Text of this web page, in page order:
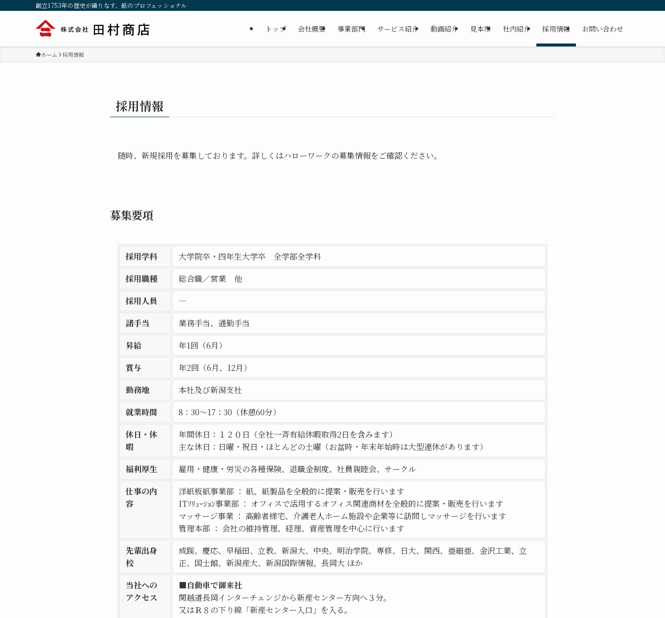
創立1753年の歴史が織りなす、紙のプロフェッショナル
トップ 会社概要 事業部門 サービス紹介 動画紹介 見本市 社内紹介 採用情報 お問い合わせ
ホーム 採用情報
採用情報
随時、新規採用を募集しております。詳しくはハローワークの募集情報をご確認ください。
募集要項
採用学科
大学院卒・四年生大学卒 全学部全学科
採用職種
総合職／営業 他
採用人員
―
諸手当
業務手当、通勤手当
昇給
年1回（6月）
賞与
年2回（6月、12月）
勤務地
本社及び新潟支社
就業時間
8：30〜17：30（休憩60分）
休日・休
暇
年間休日：１２０日（全社一斉有給休暇取得2日を含みます）
主な休日：日曜・祝日・ほとんどの土曜（お盆時・年末年始時は大型連休があります）
福利厚生
雇用・健康・労災の各種保険、退職金制度、社員親睦会、サークル
仕事の内
容
洋紙板紙事業部 ： 紙、紙製品を全般的に提案・販売を行います
ITｿﾘｭｰｼｮﾝ事業部 ： オフィスで活用するオフィス関連商材を全般的に提案・販売を行います
マッサージ事業 ： 高齢者様宅、介護老人ホーム施設や企業等に訪問しマッサージを行います
管理本部 ： 会社の維持管理、経理、資産管理を中心に行います
先輩出身
校
成蹊、慶応、早稲田、立教、新潟大、中央、明治学院、専修、日大、関西、亜細亜、金沢工業、立
正、国士館、新潟産大、新潟国際情報、長岡大 ほか
当社への
アクセス
■自動車で御来社
関越道長岡インターチェンジから新産センター方向へ３分。
又はＲ８の下り線「新産センター入口」を入る。